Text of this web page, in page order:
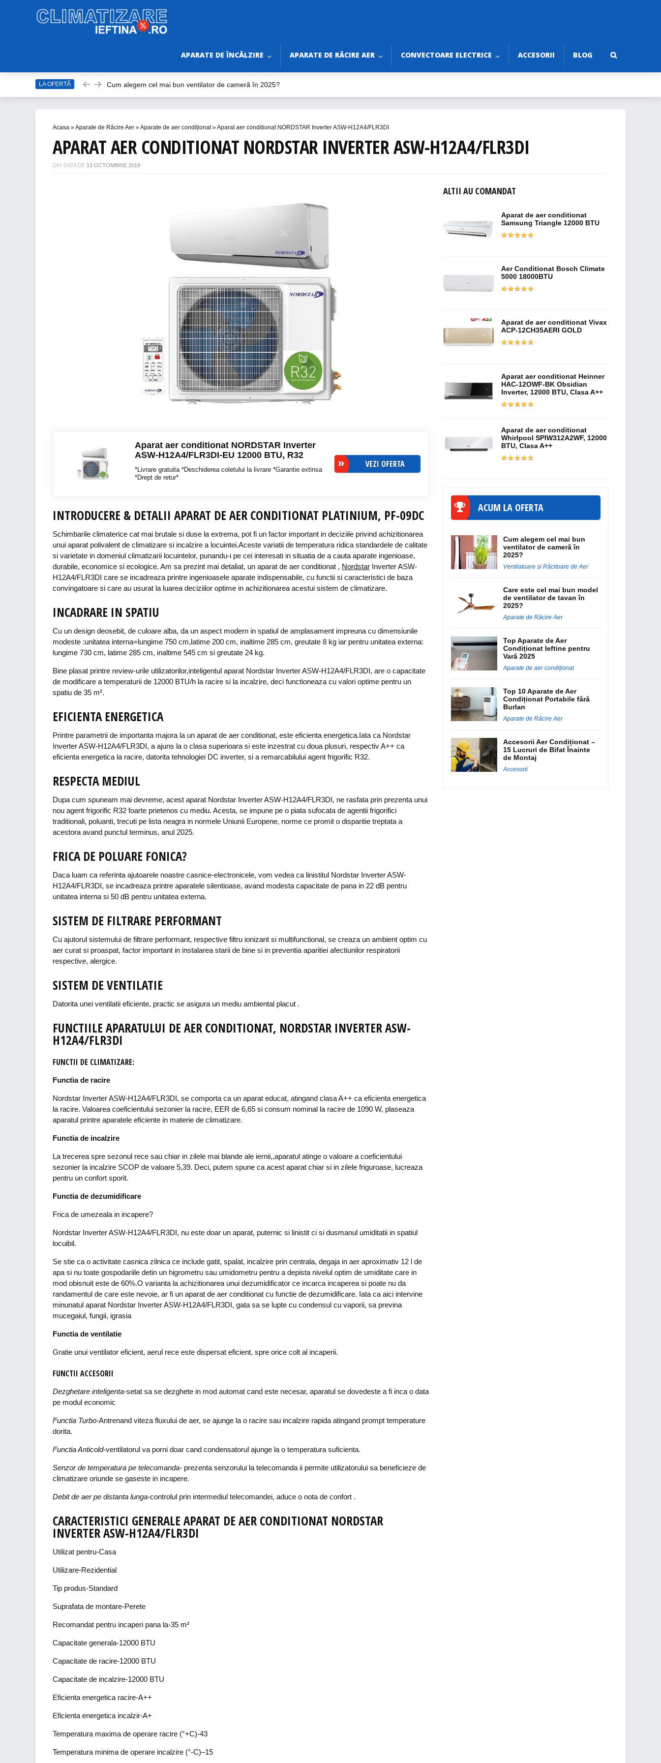
APARATE DE ÎNCĂLZIRE APARATE DE RĂCIRE AER CONVECTOARE ELECTRICE ACCESORII BLOG
LA OFERTĂ
Cum alegem cel mai bun ventilator de cameră în 2025?
Care este cel mai bun model de ventilator de tavan în 2025?
Accesorii Aer Condiționat – 15 Lucruri de Bifat Înainte de Montaj
Acasa »Aparate de Răcire Aer »Aparate de aer condiționat»Aparat aer conditionat NORDSTAR Inverter ASW-H12A4/FLR3DI
APARAT AER CONDITIONAT NORDSTAR INVERTER ASW-H12A4/FLR3DI
DIN DATA DE 13 OCTOMBRIE 2019
Aparat aer conditionat NORDSTAR Inverter
ASW-H12A4/FLR3DI-EU 12000 BTU, R32
*Livrare gratuita *Deschiderea coletului la livrare *Garantie extinsa
*Drept de retur*
VEZI OFERTA
INTRODUCERE & DETALII APARAT DE AER CONDITIONAT PLATINIUM, PF-09DC
Schimbarile climaterice cat mai brutale si duse la extrema, pot fi un factor important in deciziile privind achizitionarea
unui aparat polivalent de climatizare si incalzire a locuintei.Aceste variatii de temperatura ridica standardele de calitate
si varietate in domeniul climatizarii locuintelor, punandu-i pe cei interesati in situatia de a cauta aparate ingenioase,
durabile, economice si ecologice. Am sa prezint mai detaliat, un aparat de aer conditionat , Nordstar Inverter ASW-
H12A4/FLR3DI care se incadreaza printre ingenioasele aparate indispensabile, cu functii si caracteristici de baza
convingatoare si care au usurat la luarea deciziilor optime in achizitionarea acestui sistem de climatizare.
INCADRARE IN SPATIU
Cu un design deosebit, de culoare alba, da un aspect modern in spatiul de amplasament impreuna cu dimensiunile
modeste :unitatea interna=lungime 750 cm,latime 200 cm, inaltime 285 cm, greutate 8 kg iar pentru unitatea externa:
lungime 730 cm, latime 285 cm, inaltime 545 cm si greutate 24 kg.
Bine plasat printre review-urile utilizatorilor,inteligentul aparat Nordstar Inverter ASW-H12A4/FLR3DI, are o capacitate
de modificare a temperaturii de 12000 BTU/h la racire si la incalzire, deci functioneaza cu valori optime pentru un
spatiu de 35 m².
EFICIENTA ENERGETICA
Printre parametrii de importanta majora la un aparat de aer conditionat, este eficienta energetica.Iata ca Nordstar
Inverter ASW-H12A4/FLR3DI, a ajuns la o clasa superioara si este inzestrat cu doua plusuri, respectiv A++ ca
eficienta energetica la racire, datorita tehnologiei DC inverter, si a remarcabilului agent frigorific R32.
RESPECTA MEDIUL
Dupa cum spuneam mai devreme, acest aparat Nordstar Inverter ASW-H12A4/FLR3DI, ne rasfata prin prezenta unui
nou agent frigorific R32 foarte prietenos cu mediu. Acesta, se impune pe o piata sufocata de agentii frigorifici
traditionali, poluanti, trecuti pe lista neagra in normele Uniunii Europene, norme ce promit o disparitie treptata a
acestora avand punctul terminus, anul 2025.
FRICA DE POLUARE FONICA?
Daca luam ca referinta ajutoarele noastre casnice-electronicele, vom vedea ca linistitul Nordstar Inverter ASW-
H12A4/FLR3DI, se incadreaza printre aparatele silentioase, avand modesta capacitate de pana in 22 dB pentru
unitatea interna si 50 dB pentru unitatea externa.
SISTEM DE FILTRARE PERFORMANT
Cu ajutorul sistemului de filtrare performant, respective filtru ionizant si multifunctional, se creaza un ambient optim cu
aer curat si proaspat, factor important in instalarea starii de bine si in preventia aparitiei afectiunilor respiratorii
respective, alergice.
SISTEM DE VENTILATIE
Datorita unei ventilatii eficiente, practic se asigura un mediu ambiental placut .
FUNCTIILE APARATULUI DE AER CONDITIONAT, NORDSTAR INVERTER ASW-
H12A4/FLR3DI
FUNCTII DE CLIMATIZARE:
Functia de racire
Nordstar Inverter ASW-H12A4/FLR3DI, se comporta ca un aparat educat, atingand clasa A++ ca eficienta energetica
la racire. Valoarea coeficientului sezonier la racire, EER de 6,65 si consum nominal la racire de 1090 W, plaseaza
aparatul printre aparatele eficiente in materie de climatizare.
Functia de incalzire
La trecerea spre sezonul rece sau chiar in zilele mai blande ale iernii,,aparatul atinge o valoare a coeficientului
sezonier la incalzire SCOP de valoare 5,39. Deci, putem spune ca acest aparat chiar si in zilele friguroase, lucreaza
pentru un confort sporit.
Functia de dezumidificare
Frica de umezeala in incapere?
Nordstar Inverter ASW-H12A4/FLR3DI, nu este doar un aparat, puternic si linistit ci si dusmanul umiditatii in spatiul
locuibil.
Se stie ca o activitate casnica zilnica ce include gatit, spalat, incalzire prin centrala, degaja in aer aproximativ 12 l de
apa si nu toate gospodariile detin un higrometru sau umidometru pentru a depista nivelul optim de umiditate care in
mod obisnuit este de 60%.O varianta la achizitionarea unui dezumidificator ce incarca incaperea si poate nu da
randamentul de care este nevoie, ar fi un aparat de aer conditionat cu functie de dezumidificare. Iata ca aici intervine
minunatul aparat Nordstar Inverter ASW-H12A4/FLR3DI, gata sa se lupte cu condensul cu vaporii, sa previna
mucegaiul, fungii, igrasia
Functia de ventilatie
Gratie unui ventilator eficient, aerul rece este dispersat eficient, spre orice colt al incaperii.
FUNCTII ACCESORII
Dezghetare inteligenta-setat sa se dezghete in mod automat cand este necesar, aparatul se dovedeste a fi inca o data
pe modul economic
Functia Turbo-Antrenand viteza fluxului de aer, se ajunge la o racire sau incalzire rapida atingand prompt temperature
dorita.
Functia Anticold-ventilatorul va porni doar cand condensatorul ajunge la o temperatura suficienta.
Senzor de temperatura pe telecomanda- prezenta senzorului la telecomanda ii permite utilizatorului sa beneficieze de
climatizare oriunde se gaseste in incapere.
Debit de aer pe distanta lunga-controlul prin intermediul telecomandei, aduce o nota de confort .
CARACTERISTICI GENERALE APARAT DE AER CONDITIONAT NORDSTAR
INVERTER ASW-H12A4/FLR3DI
Utilizat pentru-Casa
Utilizare-Rezidential
Tip produs-Standard
Suprafata de montare-Perete
Recomandat pentru incaperi pana la-35 m²
Capacitate generala-12000 BTU
Capacitate de racire-12000 BTU
Capacitate de incalzire-12000 BTU
Eficienta energetica racire-A++
Eficienta energetica incalzir-A+
Temperatura maxima de operare racire (°+C)-43
Temperatura minima de operare incalzire (°-C)–15
ALTII AU COMANDAT
Aparat de aer conditionat
Samsung Triangle 12000 BTU
Aer Conditionat Bosch Climate
5000 18000BTU
Aparat de aer conditionat Vivax
ACP-12CH35AERI GOLD
Aparat aer conditionat Heinner
HAC-12OWF-BK Obsidian
Inverter, 12000 BTU, Clasa A++
Aparat de aer conditionat
Whirlpool SPIW312A2WF, 12000
BTU, Clasa A++
ACUM LA OFERTA
Cum alegem cel mai bun
ventilator de cameră în
2025?
Ventilatoare și Răcitoare de Aer
Care este cel mai bun model
de ventilator de tavan în
2025?
Aparate de Răcire Aer
Top Aparate de Aer
Condiționat Ieftine pentru
Vară 2025
Aparate de aer condiționat
Top 10 Aparate de Aer
Condiționat Portabile fără
Burlan
Aparate de Răcire Aer
Accesorii Aer Condiționat –
15 Lucruri de Bifat Înainte
de Montaj
Accesorii